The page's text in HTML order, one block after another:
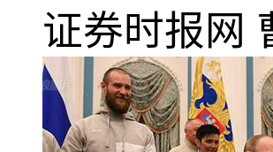
证券时报网